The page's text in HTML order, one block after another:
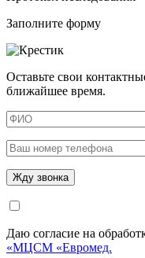
Заполните форму
Оставьте свои
ближайшее время.
Даю согласие на
«МЦСМ «Евромед.